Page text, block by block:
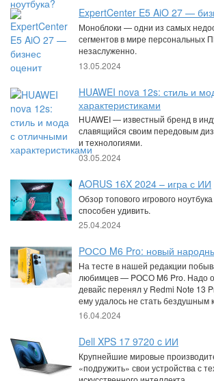
ExpertCenter E5 AiO 27 —
Моноблоки — одни из самых
сегментов в мире персональных
незаслуженно.
13.05.2024
HUAWEI nova 12s: стиль и
характеристиками
HUAWEI — известный бренд в
славящийся своим передовым
и технологиями.
03.05.2024
AORUS 16X 2024 – игра с ИИ
Обзор топового игрового
способен удивить.
25.04.2024
PОСО M6 Pro: новый
На тесте в нашей редакции
любимцев — PОСО M6 Pro. Надо
девайс перенял у Redmi Note 13
ему удалось не стать бездушным
16.04.2024
Dell XPS 17 9720 c ИИ
Крупнейшие мировые
«подружить» свои устройства с